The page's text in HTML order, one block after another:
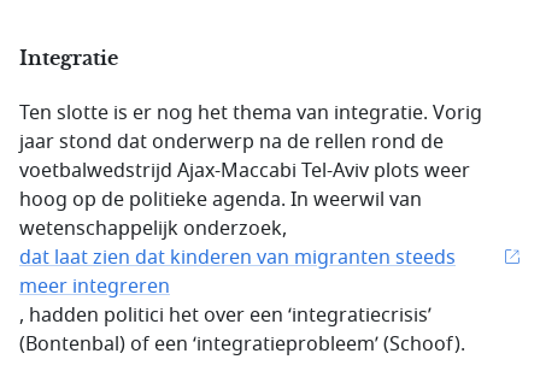
Integratie
Ten slotte is er nog het thema van integratie. Vorig
jaar stond dat onderwerp na de rellen rond de
voetbalwedstrijd Ajax-Maccabi Tel-Aviv plots weer
hoog op de politieke agenda. In weerwil van
wetenschappelijk onderzoek,
dat laat zien dat kinderen van migranten steeds
meer integreren
, hadden politici het over een ‘integratiecrisis’
(Bontenbal) of een ‘integratieprobleem’ (Schoof).